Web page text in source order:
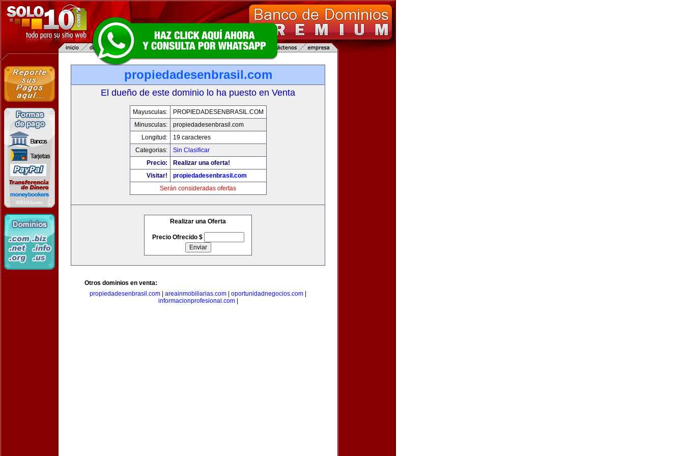
propiedadesenbrasil.com
El dueño de este dominio lo ha puesto en Venta
Mayusculas:
PROPIEDADESENBRASIL.COM
Minusculas:
propiedadesenbrasil.com
Longitud:
19 caracteres
Categorias:
Sin Clasificar
Precio:
Realizar una oferta!
Visitar!
propiedadesenbrasil.com
Serán consideradas ofertas
Realizar una Oferta
Precio Ofrecido $
Otros dominios en venta:
propiedadesenbrasil.com
areainmobiliarias.com oportunidadnegocios.com
informacionprofesional.com|